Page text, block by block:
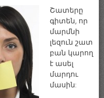
Շատերը
գիտեն, որ
մարմնի
լեզուն շատ
բան կարող
է ասել
մարդու
մասին: